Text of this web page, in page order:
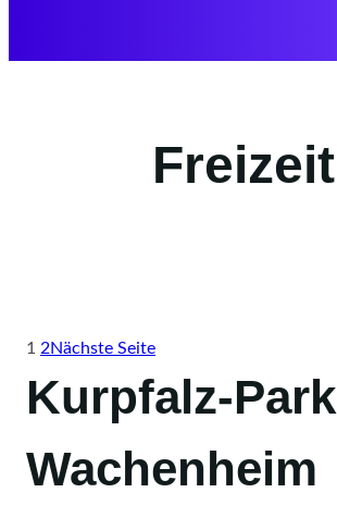
Freizeit
1 2Nächste Seite
Kurpfalz-Park
Wachenheim